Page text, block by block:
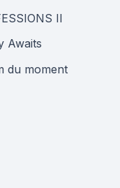
II
Awaits
du moment